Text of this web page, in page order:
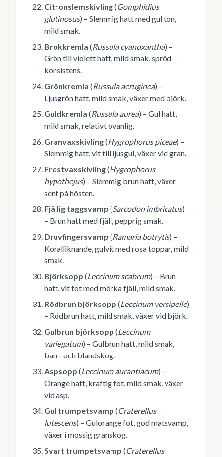
Citronslemskivling(Gomphidius
glutinosus) – Slemmig hatt med gul ton,
mild smak.
Brokkremla (Russula cyanoxantha) –
Grön till violett hatt, mild smak, spröd
konsistens.
Grönkremla (Russula aeruginea) –
Ljusgrön hatt, mild smak, växer med björk.
Guldkremla (Russula aurea) – Gul hatt,
mild smak, relativt ovanlig.
Granvaxskivling(Hygrophorus piceae) –
Slemmig hatt, vit till ljusgul, växer vid gran.
Frostvaxskivling(Hygrophorus
hypothejus) – Slemmig brun hatt, växer
sent på hösten.
Fjällig taggsvamp (Sarcodon imbricatus)
– Brun hatt med fjäll, pepprig smak.
Druvfingersvamp (Ramaria botrytis) –
Koralliknande, gulvit med rosa toppar, mild
smak.
Björksopp (Leccinum scabrum) – Brun
hatt, vit fot med mörka fjäll, mild smak.
Rödbrun björksopp (Leccinum versipelle)
– Rödbrun hatt, mild smak, växer vid björk.
Gulbrun björksopp (Leccinum
variegatum) – Gulbrun hatt, mild smak,
barr- och blandskog.
Aspsopp (Leccinum aurantiacum) –
Orange hatt, kraftig fot, mild smak, växer
vid asp.
Gul trumpetsvamp (Craterellus
lutescens) – Gulorange fot, god matsvamp,
växer i mossig granskog.
Svart trumpetsvamp (Craterellus